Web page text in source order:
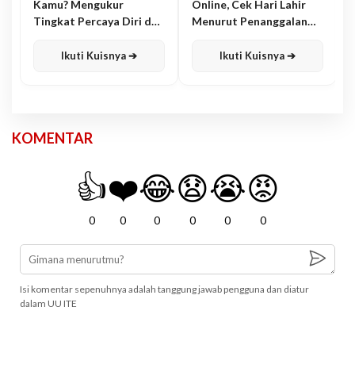
Kamu? Mengukur
Tingkat Percaya Diri dan
Ikuti Kuisnya ➔
Online, Cek Hari Lahir
Menurut Penanggalan
Ikuti Kuisnya ➔
KOMENTAR
👍
0
❤️
0
😂
0
😧
0
😭
0
😡
0
Isi komentar sepenuhnya adalah tanggung jawab pengguna dan diatur
dalam UU ITE